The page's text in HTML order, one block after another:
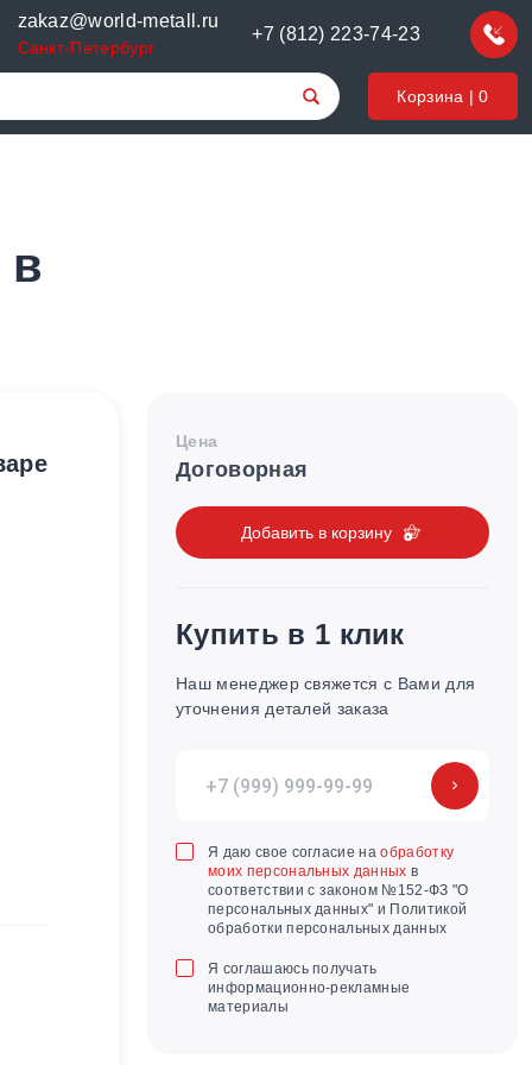
zakaz@world-metall.ru
Санкт-Петербург
+7 (812) 223-74-23
Корзина |0
в
Цена
Договорная
Добавить в корзину
Купить в 1 клик
Наш менеджер свяжется с Вами для
уточнения деталей заказа
Я даю свое согласие наобработку
моих персональных данных в
соответствии с законом №152-ФЗ "О
персональных данных" и Политикой
обработки персональных данных
Я соглашаюсь получать
информационно-рекламные
материалы